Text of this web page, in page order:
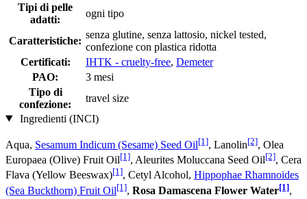
Tipi di pelle
adatti:
ogni tipo
Caratteristiche:
senza glutine, senza lattosio, nickel tested,
confezione con plastica ridotta
Certificati:
IHTK - cruelty-free, Demeter
PAO:
3 mesi
Tipo di
confezione:
travel size
Ingredienti (INCI)
Aqua, Sesamum Indicum (Sesame) Seed Oil[1], Lanolin[2], Olea
Europaea (Olive) Fruit Oil[1], Aleurites Moluccana Seed Oil[2], Cera
Flava (Yellow Beeswax)[1], Cetyl Alcohol, Hippophae Rhamnoides
(Sea Buckthorn) Fruit Oil[1], Rosa Damascena Flower Water[1],